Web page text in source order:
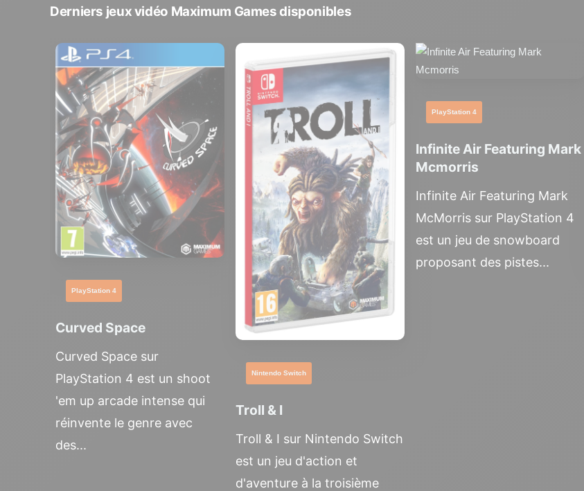
Derniers jeux vidéo Maximum Games disponibles
PlayStation 4
Curved Space
Curved Space sur
PlayStation 4 est un shoot
'em up arcade intense qui
réinvente le genre avec
des...
Nintendo Switch
Troll & I
Troll & I sur Nintendo Switch
est un jeu d'action et
d'aventure à la troisième
PlayStation 4
Infinite Air Featuring Mark
Mcmorris
Infinite Air Featuring Mark
McMorris sur PlayStation 4
est un jeu de snowboard
proposant des pistes...